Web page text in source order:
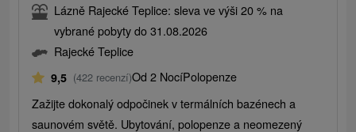
Lázně Rajecké Teplice: sleva ve výši 20 % na
vybrané pobyty do 31.08.2026
Rajecké Teplice
9,5 (422 recenzí)Od 2 NocíPolopenze
Zažijte dokonalý odpočinek v termálních bazénech a
saunovém světě. Ubytování, polopenze a neomezený